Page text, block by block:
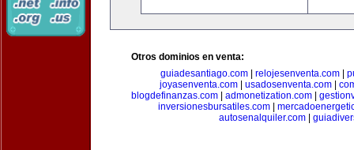
Otros dominios en venta:
guiadesantiago.com| relojesenventa.com|
joyasenventa.com
usadosenventa.com
blogdefinanzas.com
admonetization.com
inversionesbursatiles.com|
autosenalquiler.com|